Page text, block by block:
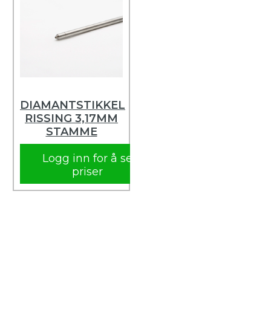
DIAMANTSTIKKEL
RISSING 3,17MM
STAMME
Logg inn for å se
priser